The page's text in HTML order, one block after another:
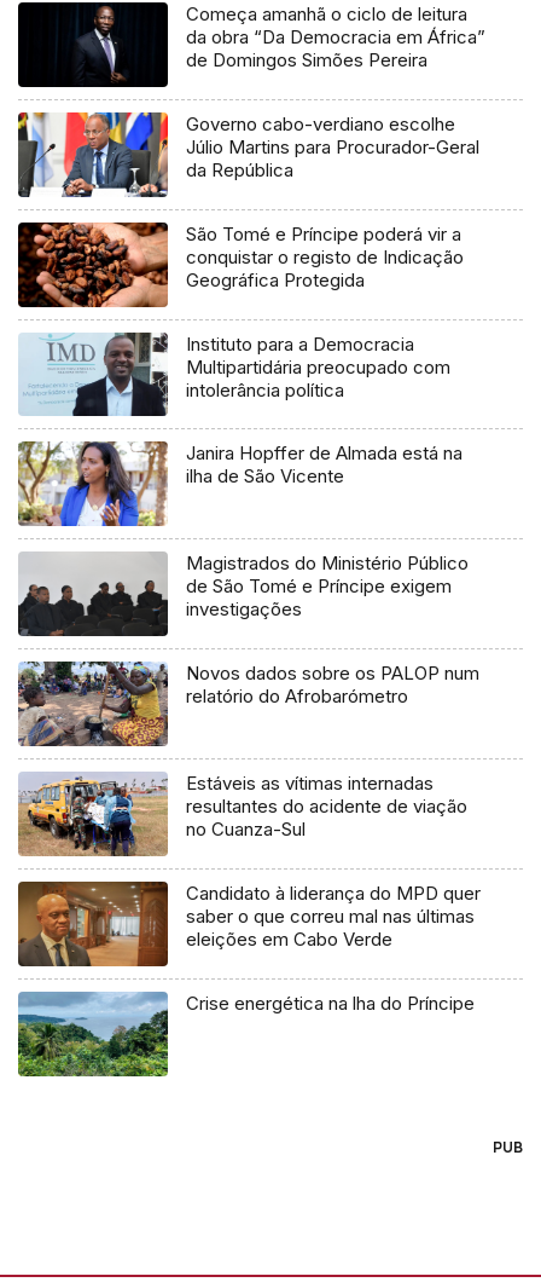
Começa amanhã o ciclo de leitura
da obra “Da Democracia em África”
de Domingos Simões Pereira
Governo cabo-verdiano escolhe
Júlio Martins para Procurador-Geral
da República
São Tomé e Príncipe poderá vir a
conquistar o registo de Indicação
Geográfica Protegida
Instituto para a Democracia
Multipartidária preocupado com
intolerância política
Janira Hopffer de Almada está na
ilha de São Vicente
Magistrados do Ministério Público
de São Tomé e Príncipe exigem
investigações
Novos dados sobre os PALOP num
relatório do Afrobarómetro
Estáveis as vítimas internadas
resultantes do acidente de viação
no Cuanza-Sul
Candidato à liderança do MPD quer
saber o que correu mal nas últimas
eleições em Cabo Verde
Crise energética na lha do Príncipe
PUB